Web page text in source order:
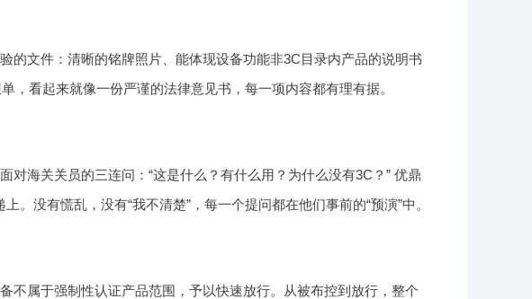
的文件：清晰的铭牌照片、能体现设备功能非3C目录内产品的说明书
，看起来就像一份严谨的法律意见书，每一项内容都有理有据。
海关关员的三连问：“这是什么？有什么用？为什么没有3C？” 优鼎
没有慌乱，没有“我不清楚”，每一个提问都在他们事前的“预演”中。
不属于强制性认证产品范围，予以快速放行。从被布控到放行，整个